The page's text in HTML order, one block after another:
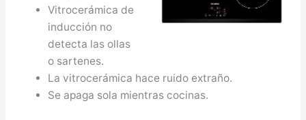
Vitrocerámica de
inducción no
detecta las ollas
o sartenes.
La vitrocerámica hace ruido extraño.
Se apaga sola mientras cocinas.